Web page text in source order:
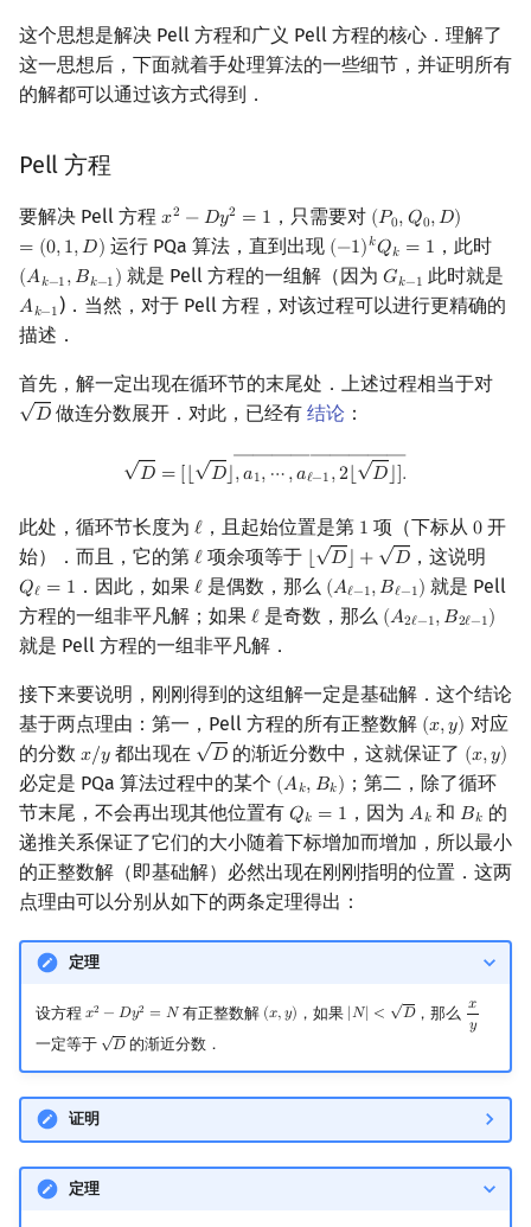
这个思想是解决 Pell 方程和广义 Pell 方程的核心．理解了
这一思想后，下面就着手处理算法的一些细节，并证明所有
的解都可以通过该方式得到．
Pell 方程
要解决 Pell 方程 𝑥2 −𝐷𝑦2 = 1
x2 −D y2=1 ，只需要对 (𝑃0,𝑄0,𝐷)
= (0,1,𝐷)
(P0,Q0,D)=(
运行 PQa 算法，直到出现 (−1)𝑘𝑄𝑘 = 1
(−1)kQk=1 ，此时
(𝐴𝑘−1,𝐵𝑘−1)
(Ak−1,Bk−1) 就是 Pell 方程的一组解（因为 𝐺𝑘−1
Gk−1 此时就是
𝐴𝑘−1
Ak−1 )．当然，对于 Pell 方程，对该过程可以进行更精确的
描述．
首先，解一定出现在循环节的末尾处．上述过程相当于对
√
𝐷
D 做连分数展开．对此，已经有 结论：
√
𝐷 = [⌊
√
𝐷⌋,
―――――――――
𝑎1, ⋯,𝑎ℓ−1,2⌊
√
𝐷⌋].
=[ D⌋,a1,⋯,aℓ−1,2⌊D⌋―].
此处，循环节长度为 ℓ
ℓ，且起始位置是第 1
1 项（下标从 0
0开
始）．而且，它的第 ℓ
ℓ项余项等于 ⌊
√
𝐷⌋ +
√
𝐷
D⌋+D ，这说明
𝑄ℓ = 1
Qℓ=1 ．因此，如果 ℓ
ℓ是偶数，那么 (𝐴ℓ−1,𝐵ℓ−1)
(Aℓ−1,Bℓ−1)
就是 Pell
方程的一组非平凡解；如果 ℓ
ℓ是奇数，那么 (𝐴2ℓ−1,𝐵2ℓ−1)
(A2ℓ−1,B2ℓ−1)
就是 Pell 方程的一组非平凡解．
接下来要说明，刚刚得到的这组解一定是基础解．这个结论
基于两点理由：第一，Pell 方程的所有正整数解 (𝑥,𝑦)
(x,y)
对应
的分数 𝑥/𝑦
x/y都出现在 √
𝐷
D 的渐近分数中，这就保证了 (𝑥,𝑦)
(x,y)
必定是 PQa 算法过程中的某个 (𝐴𝑘, 𝐵𝑘)
(Ak,Bk)
；第二，除了循环
节末尾，不会再出现其他位置有 𝑄𝑘 = 1
Qk =1 ，因为 𝐴𝑘
Ak 和 𝐵𝑘
Bk 的
递推关系保证了它们的大小随着下标增加而增加，所以最小
的正整数解（即基础解）必然出现在刚刚指明的位置．这两
点理由可以分别从如下的两条定理得出：
定理
设方程 𝑥2 − 𝐷𝑦2 = 𝑁
x2 −D y2=N 有正整数解 (𝑥,𝑦)
(x,y) ，如果 |𝑁| <
√
𝐷
|N <D ，那么 𝑥
𝑦
xy
一定等于 √
𝐷
D 的渐近分数．
证明
定理